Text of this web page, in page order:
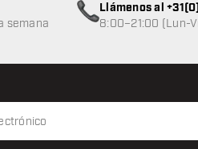
disponible
semana
Llámenos al
8:00–21:00 (Lun-